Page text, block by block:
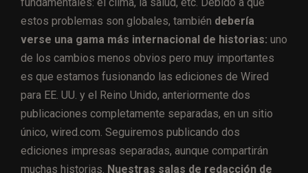
estos problemas son globales, también debería
verse una gama más internacional de historias: uno
de los cambios menos obvios pero muy importantes
es que estamos fusionando las ediciones de Wired
para EE. UU. y el Reino Unido, anteriormente dos
publicaciones completamente separadas, en un sitio
único, wired.com. Seguiremos publicando dos
ediciones impresas separadas, aunque compartirán
muchas historias. Nuestras salas de redacción de